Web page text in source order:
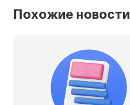
Похожие новости